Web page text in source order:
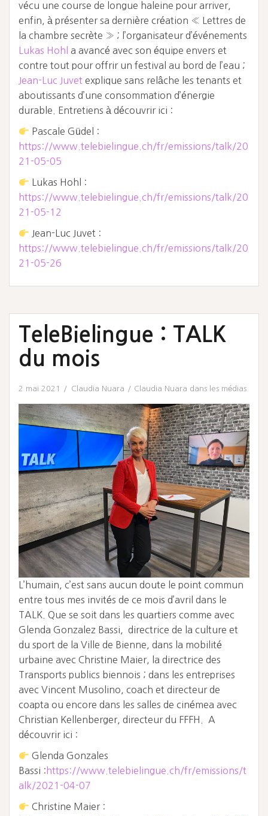
vécu une course de longue haleine pour arriver,
enfin, à présenter sa dernière création « Lettres de
la chambre secrète » ; l’organisateur d’événements
Lukas Hohl
a avancé avec son équipe envers et
contre tout pour offrir un festival au bord de l’eau ;
Jean-Luc Juvet explique sans relâche les tenants et
aboutissants d’une consommation d’énergie
durable. Entretiens à découvrir ici :
Pascale Güdel :
https://www.telebielingue.ch/fr/emissions/talk/20
21-05-05
Lukas Hohl :
https://www.telebielingue.ch/fr/emissions/talk/20
21-05-12
Jean-Luc Juvet :
https://www.telebielingue.ch/fr/emissions/talk/20
21-05-26
TeleBielingue : TALK
du mois
2 mai 2021 Claudia Nuara Claudia Nuara dans les médias
L’humain, c’est sans aucun doute le point commun
entre tous mes invités de ce mois d’avril dans le
TALK. Que se soit dans les quartiers comme avec
Glenda Gonzalez Bassi, directrice de la culture et
du sport de la Ville de Bienne, dans la mobilité
urbaine avec Christine Maier, la directrice des
Transports publics biennois ; dans les entreprises
avec Vincent Musolino, coach et directeur de
coapta ou encore dans les salles de cinémea avec
Christian Kellenberger, directeur du FFFH. A
découvrir ici :
Glenda Gonzales
Bassi : https://www.telebielingue.ch/fr/emissions/t
alk/2021-04-07
Christine Maier :